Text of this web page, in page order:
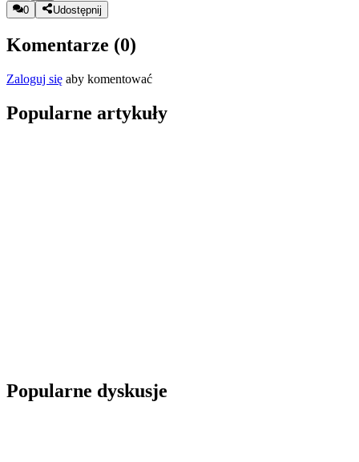
0
Udostępnij
Komentarze (0)
Zaloguj się aby komentować
Popularne artykuły
Popularne dyskusje